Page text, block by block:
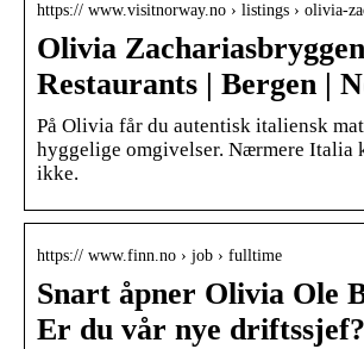
https:// www.visitnorway.no › listings › olivia-
Olivia
Restaurants | Bergen |
På Olivia får du autentisk italiensk
hyggelige omgivelser. Nærmere Italia
ikke.
https:// www.finn.no › job › fulltime
Snart åpner Olivia Ole
Er du vår nye driftssjef?